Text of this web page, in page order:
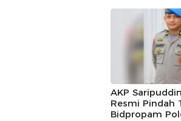
AKP
Resmi Pindah
Bidpropam